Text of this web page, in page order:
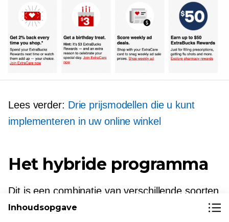
Lees verder: Drie prijsmodellen die u kunt
implementeren in uw online winkel
Het hybride programma
Dit is een combinatie van verschillende soorten
loyaliteitsprogramma's.
Inhoudsopgave